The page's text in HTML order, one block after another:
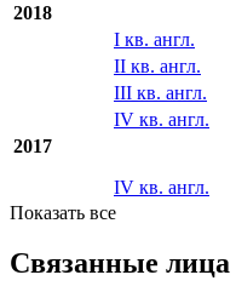
2018
I кв. англ.
II кв. англ.
III кв. англ.
IV кв. англ.
2017
IV кв. англ.
Показать все
Связанные лица